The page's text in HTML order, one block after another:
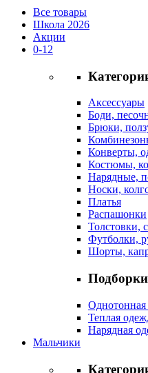
Все товары
Школа 2026
Акции
0-12
Аксессуары
Боди,
Брюки,
Конверты,
Костюмы,
Нарядные,
Носки,
Платья
Распашонки
Толстовки,
Футболки,
Шорты,
Подборки
Однотонная
Теплая
Нарядная
Мальчики